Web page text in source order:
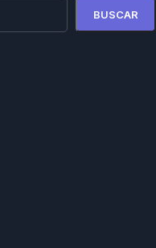
BUSCAR